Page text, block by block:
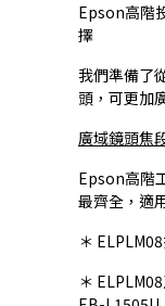
Epson高階
擇
我們準備了
頭，可更加
廣域鏡頭焦
Epson高階
最齊全，適
＊
＊